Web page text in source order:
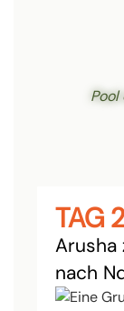
TAG
Arusha
nach